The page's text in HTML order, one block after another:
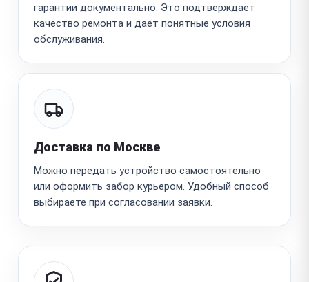
гарантии документально. Это подтверждает
качество ремонта и дает понятные условия
обслуживания.
Доставка по Москве
Можно передать устройство самостоятельно
или оформить забор курьером. Удобный способ
выбираете при согласовании заявки.